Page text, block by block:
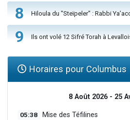
8 Hiloula du "Steïpeler" : Rabbi
9 Ils ont volé 12 Sifré Torah à
Horaires pour Columbus
8 Août 2026 - 25
05:38 Mise des Téfilines